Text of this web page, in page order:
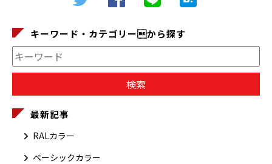
キーワード・カテゴリーから探す
最新記事
RALカラー
ベーシックカラー